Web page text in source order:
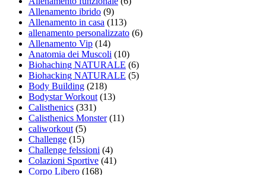
Allenamento ibrido (9)
Allenamento in casa (113)
allenamento personalizzato (6)
Allenamento Vip (14)
Anatomia dei Muscoli (10)
Biohaching NATURALE (6)
Biohacking NATURALE (5)
Body Building (218)
Bodystar Workout (13)
Calisthenics (331)
Calisthenics Monster(11)
caliworkout (5)
Challenge (15)
Challenge felssioni (4)
Colazioni Sportive (41)
Corpo Libero (168)